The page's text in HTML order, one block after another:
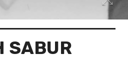
SABUR